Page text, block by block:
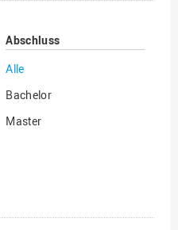
Abschluss
Alle
Bachelor
Master